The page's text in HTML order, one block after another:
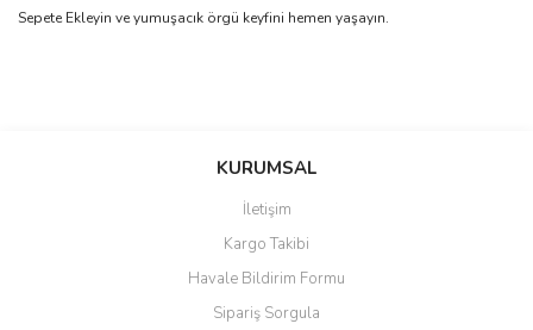
Sepete Ekleyin ve yumuşacık örgü keyfini hemen yaşayın.
Bu ürüne ilk yorumu siz yapın!
Ürün resmi kalitesiz, bozuk veya görüntülenemiyor.
Ürün açıklamasında eksik bilgiler bulunuyor.
Ürün bilgilerinde hatalar bulunuyor.
KURUMSAL
İletişim
Kargo Takibi
Havale Bildirim Formu
Sipariş Sorgula